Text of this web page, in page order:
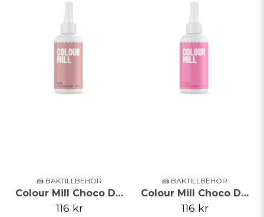
🍰 BAKTILLBEHÖR
Colour Mill Choco Drip - Dusk - 125g
116 kr
🍰 BAKTILLBEHÖR
Colour Mill Choco Drip - Candy - 125g
116 kr